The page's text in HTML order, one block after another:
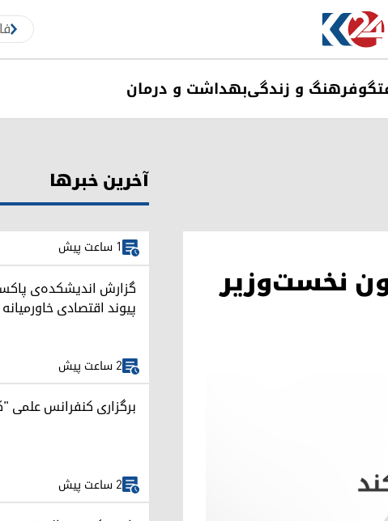
فرهنگ و زندگیبهداشت و درمان
نخست‌وزیر
آخرین خبرها
1 ساعت پیش
گزارش اندیشکده‌ی
پیوند اقتصادی خاورمیانه
2 ساعت پیش
برگزاری کنفرانس علمی
2 ساعت پیش